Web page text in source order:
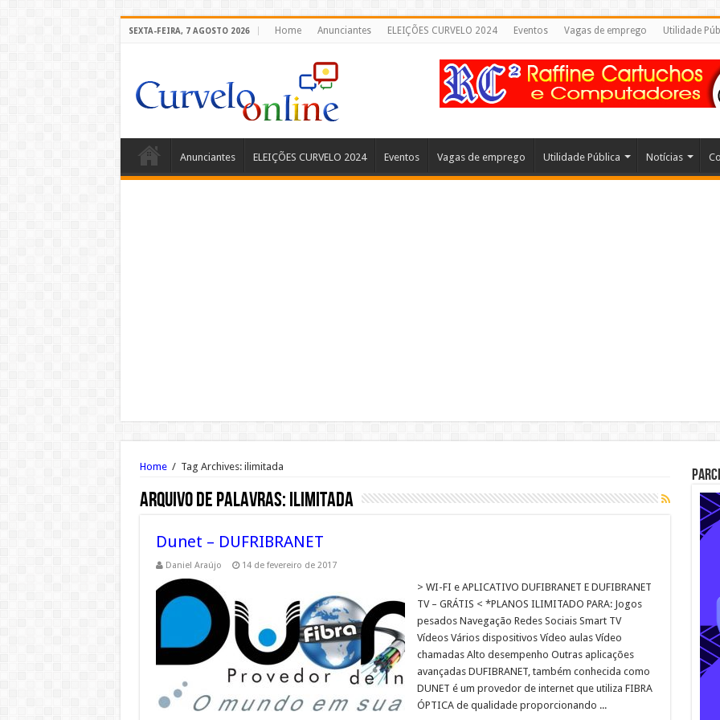
SEXTA-FEIRA, 7 AGOSTO 2026 Home Anunciantes ELEIÇÕES CURVELO 2024 Eventos Vagas de emprego Utilidade
Anunciantes ELEIÇÕES CURVELO 2024 Eventos Vagas de emprego Utilidade Pública Notícias
Home / Tag Archives: ilimitada
Arquivo de palavras:ilimitada
Dunet – DUFRIBRANET
Daniel Araújo 14 de fevereiro de 2017
> WI-FI e APLICATIVO DUFIBRANET E DUFIBRANET
TV – GRÁTIS < *PLANOS ILIMITADO PARA: Jogos
pesados Navegação Redes Sociais Smart TV
Vídeos Vários dispositivos Vídeo aulas​ Vídeo
chamadas Alto desempenho Outras aplicações
avançadas DUFIBRANET, também conhecida como
DUNET é um provedor de internet que utiliza FIBRA
ÓPTICA de qualidade proporcionando ...